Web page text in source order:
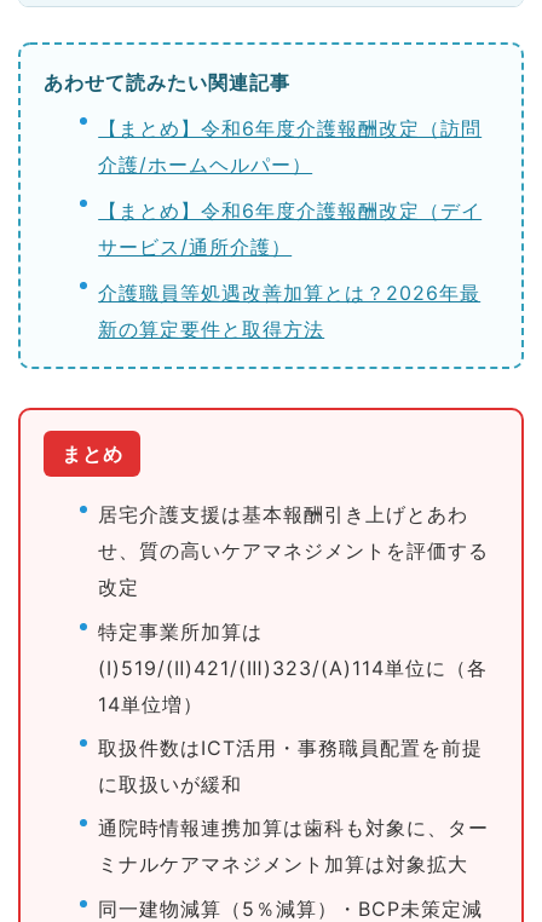
あわせて読みたい関連記事
【まとめ】令和6年度介護報酬改定（訪問
介護/ホームヘルパー）
【まとめ】令和6年度介護報酬改定（デイ
サービス/通所介護）
介護職員等処遇改善加算とは？2026年最
新の算定要件と取得方法
まとめ
居宅介護支援は基本報酬引き上げとあわ
せ、質の高いケアマネジメントを評価する
改定
特定事業所加算は
(Ⅰ)519/(Ⅱ)421/(Ⅲ)323/(A)114単位に（各
14単位増）
取扱件数はICT活用・事務職員配置を前提
に取扱いが緩和
通院時情報連携加算は歯科も対象に、ター
ミナルケアマネジメント加算は対象拡大
同一建物減算（5％減算）・BCP未策定減